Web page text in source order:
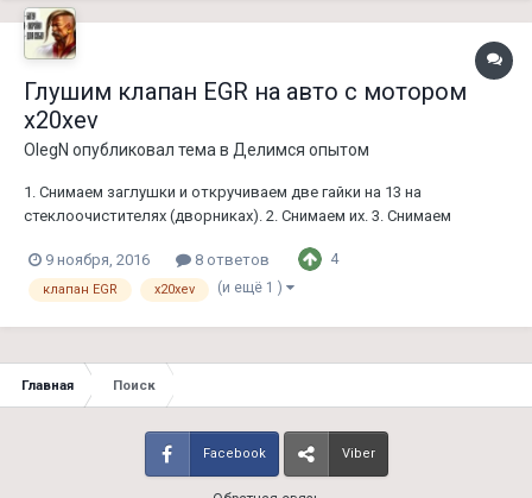
Глушим клапан EGR на авто с мотором
x20xev
OlegN опубликовал тема в Делимся опытом
1. Снимаем заглушки и откручиваем две гайки на 13 на
стеклоочистителях (дворниках). 2. Снимаем их. 3. Снимаем
Торксом на Т45 откручиваем два винта крепления клапана Вон
наш подопытный 2048x1536(1.28 MB) 5. Отключаем от него
9 ноября, 2016 8 ответов 4
клапан EGR x20xev (и ещё 1 )
Главная Поиск
Facebook Viber